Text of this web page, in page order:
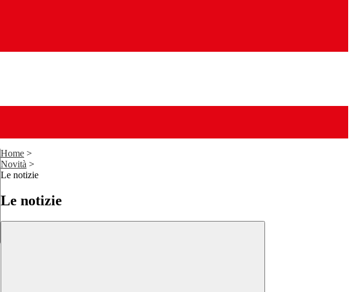
Home >
Novità >
Le notizie
Le notizie